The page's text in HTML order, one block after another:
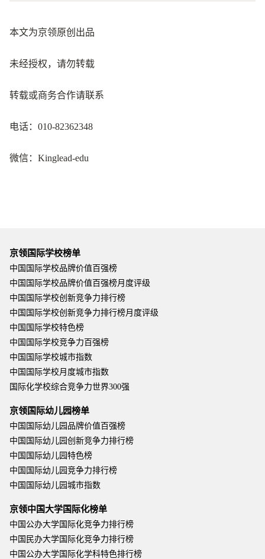
本文为京领原创出品
未经授权，请勿转载
转载或商务合作请联系
电话：010-82362348
微信：Kinglead-edu
京领国际学校榜单
中国国际学校品牌价值百强榜
中国国际学校品牌价值百强榜月度评级
中国国际学校创新竞争力排行榜
中国国际学校创新竞争力排行榜月度评级
中国国际学校特色榜
中国国际学校竞争力百强榜
中国国际学校城市指数
中国国际学校月度城市指数
国际化学校综合竞争力世界300强
京领国际幼儿园榜单
中国国际幼儿园品牌价值百强榜
中国国际幼儿园创新竞争力排行榜
中国国际幼儿园特色榜
中国国际幼儿园竞争力排行榜
中国国际幼儿园城市指数
京领中国大学国际化榜单
中国公办大学国际化竞争力排行榜
中国民办大学国际化竞争力排行榜
中国公办大学国际化学科特色排行榜